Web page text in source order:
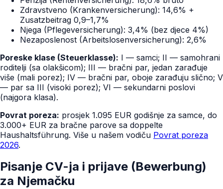
Zdravstveno (Krankenversicherung): 14,6% +
Zusatzbeitrag 0,9–1,7%
Njega (Pflegeversicherung): 3,4% (bez djece 4%)
Nezaposlenost (Arbeitslosenversicherung): 2,6%
Poreske klase (Steuerklasse): I — samci; II — samohrani
roditelji (sa olakšicom); III — bračni par, jedan zarađuje
više (mali porez); IV — bračni par, oboje zarađuju slično; V
— par sa III (visoki porez); VI — sekundarni poslovi
(najgora klasa).
Povrat poreza: prosjek 1.095 EUR godišnje za samce, do
3.000+ EUR za bračne parove sa doppelte
Haushaltsführung. Više u našem vodiču Povrat poreza
2026.
Pisanje CV-ja i prijave (Bewerbung)
za Njemačku